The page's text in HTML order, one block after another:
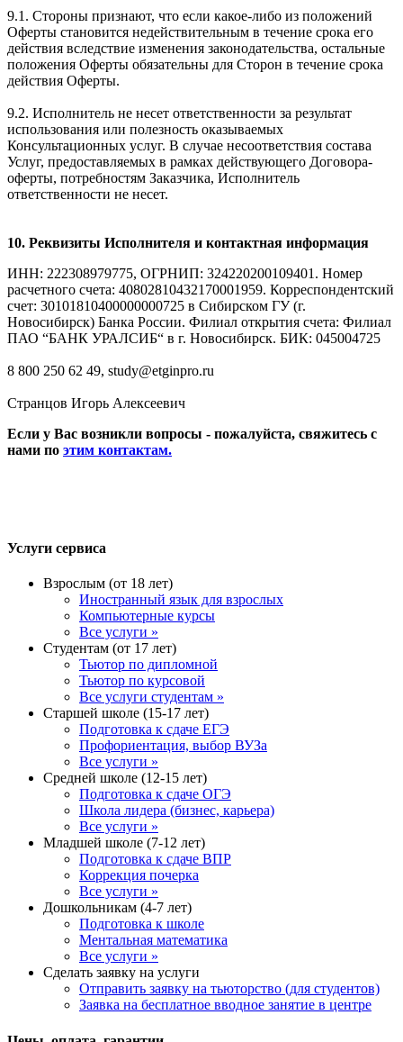
9.1. Стороны признают, что если какое-либо из положений
Оферты становится недействительным в течение срока его
действия вследствие изменения законодательства, остальные
положения Оферты обязательны для Сторон в течение срока
действия Оферты.
9.2. Исполнитель не несет ответственности за результат
использования или полезность оказываемых
Консультационных услуг. В случае несоответствия состава
Услуг, предоставляемых в рамках действующего Договора-
оферты, потребностям Заказчика, Исполнитель
ответственности не несет.
10. Реквизиты Исполнителя и контактная информация
ИНН: 222308979775, ОГРНИП: 324220200109401. Номер
расчетного счета: 40802810432170001959. Корреспондентский
счет: 30101810400000000725 в Сибирском ГУ (г.
Новосибирск) Банка России. Филиал открытия счета: Филиал
ПАО “БАНК УРАЛСИБ“ в г. Новосибирск. БИК: 045004725
8 800 250 62 49, study@etginpro.ru
Странцов Игорь Алексеевич
Если у Вас возникли вопросы - пожалуйста, свяжитесь с
нами по этим контактам.
Услуги сервиса
Взрослым (от 18 лет)
Иностранный язык для взрослых
Компьютерные курсы
Все услуги »
Студентам (от 17 лет)
Тьютор по дипломной
Тьютор по курсовой
Все услуги студентам »
Старшей школе (15-17 лет)
Подготовка к сдаче ЕГЭ
Профориентация, выбор ВУЗа
Все услуги »
Средней школе (12-15 лет)
Подготовка к сдаче ОГЭ
Школа лидера (бизнес, карьера)
Все услуги »
Младшей школе (7-12 лет)
Подготовка к сдаче ВПР
Коррекция почерка
Все услуги »
Дошкольникам (4-7 лет)
Подготовка к школе
Ментальная математика
Все услуги »
Сделать заявку на услуги
Отправить заявку на тьюторство (для студентов)
Заявка на бесплатное вводное занятие в центре